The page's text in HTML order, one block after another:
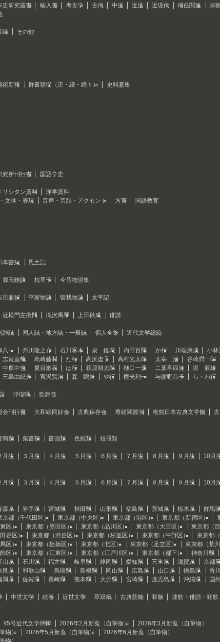
史研究叢書 輸入書 考古学 古代 中世 近世 近現代 補任関連
宗
録
その他
術新報 群書類従（正・続・続々）
史料纂集
究所刊行書
国語学史
リシタン資料
洋学資料
文体・表現 音声・音韻・アクセント 方言
国語教育
本書紀
風土記
源氏物語 枕草子
今昔物語集
田兼好 平家物語 曽我物語
太平記
近松門左衛門 滝沢馬琴 上田秋成
俳諧
雑誌 同人誌・地方誌・一般誌 個人全集
近代文学総論
八一 芥川龍之介 石川啄木 泉 鏡花 内田百閒 か行 川端康成
小林
志賀直哉 島崎藤村 た行 高浜虚子 高村光太郎 太宰 治
谷崎潤一郎
中原中也 夏目漱石 は行 萩原朔太郎 樋口一葉 二葉亭四迷
堀 辰雄
三島由紀夫 宮沢賢治 森 鴎外 や行 横光利一 与謝野晶子
ら・わ行
浄瑠璃
歌舞伎
会刊行書 大和絵同好会 古典保存会 尊経閣叢刊 複刻日本古典文学館
簡類 葉書類 書画類 色紙類
短冊類
月生 ３月生 ４月生 ５月生 ６月生 ７月生 ８月生 ９月生
10月
月没 ３月没 ４月没 ５月没 ６月没 ７月没 ８月没 ９月没
10月
森県 岩手県 宮城県 秋田県 山形県 福島県 茨城県 栃木県
群馬
京都（千代田区） 東京都（中央区） 東京都（港区） 東京都（新宿区）
区）
東京都（墨田区） 東京都（品川区） 東京都（大田区）
東京都（
谷区）
東京都（渋谷区） 東京都（杉並区） 東京都（中野区）
東京都
区）
東京都（板橋区） 東京都（北区） 東京都（足立区）
東京都（荒
区）
東京都（江東区） 東京都（江戸川区） 東京都（都下）
神奈川県
山県 石川県 福井県 岐阜県 静岡県 愛知県 三重県 滋賀県
京都
良県 和歌山県 鳥取県 島根県 岡山県 広島県 山口県 徳島県
香
岡県 佐賀県 長崎県 熊本県 大分県 宮崎県 鹿児島県 沖縄県
国
中世文学 絵巻 近世文学 草双紙 古典芸能 和歌
連歌・俳諧・狂歌
95号近代文学特輯 2026年2月新蒐（自筆物）
2026年3月新蒐（自筆物）
物）
2026年5月新蒐（自筆物）
2026年6月新蒐（自筆物）